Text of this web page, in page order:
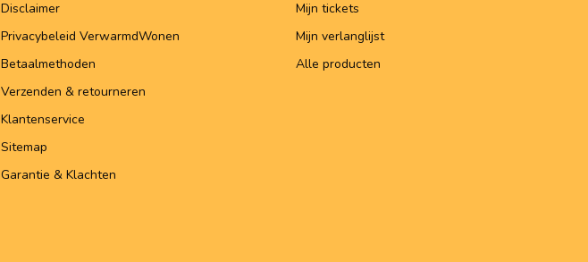
Disclaimer
Privacybeleid VerwarmdWonen
Betaalmethoden
Verzenden & retourneren
Klantenservice
Sitemap
Garantie & Klachten
Mijn tickets
Mijn verlanglijst
Alle producten